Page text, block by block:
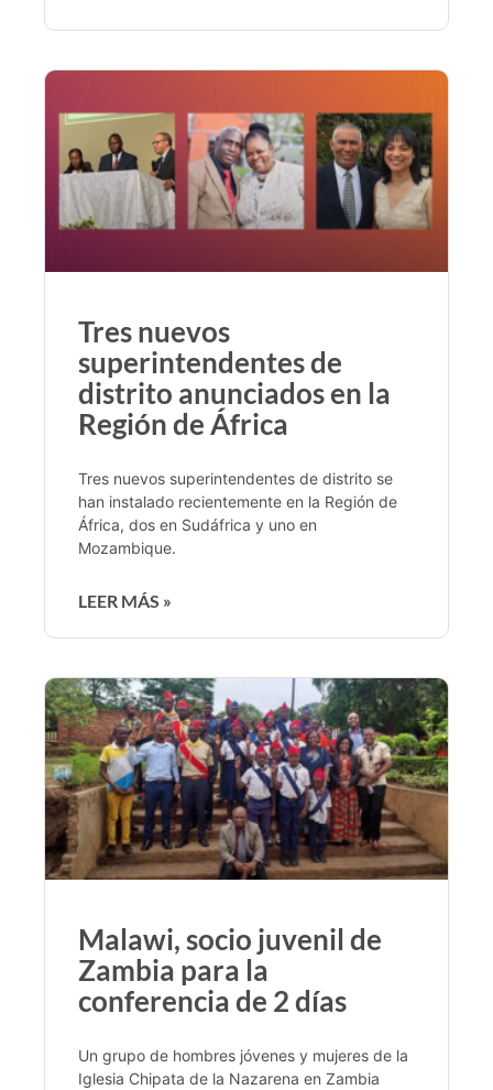
Tres nuevos
superintendentes de
distrito anunciados en la
Región de África
Tres nuevos superintendentes de distrito se
han instalado recientemente en la Región de
África, dos en Sudáfrica y uno en
Mozambique.
LEER MÁS »
Malawi, socio juvenil de
Zambia para la
conferencia de 2 días
Un grupo de hombres jóvenes y mujeres de la
Iglesia Chipata de la Nazarena en Zambia